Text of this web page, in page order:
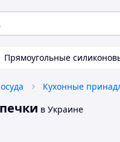
Прямоугольные
Кухонные
в Украине